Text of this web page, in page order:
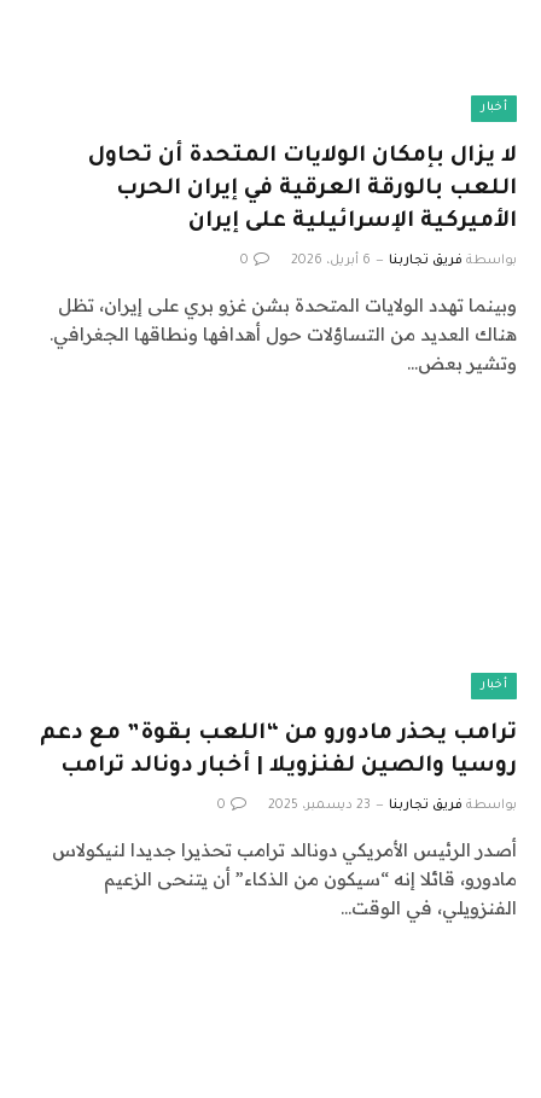
أخبار
لا يزال بإمكان الولايات المتحدة أن تحاول
اللعب بالورقة العرقية في إيران الحرب
الأميركية الإسرائيلية على إيران
بواسطة فريق تجاربنا 6 أبريل، 2026 0
وبينما تهدد الولايات المتحدة بشن غزو بري على إيران، تظل
هناك العديد من التساؤلات حول أهدافها ونطاقها الجغرافي.
وتشير بعض…
أخبار
ترامب يحذر مادورو من “اللعب بقوة” مع دعم
روسيا والصين لفنزويلا | أخبار دونالد ترامب
بواسطة فريق تجاربنا 23 ديسمبر، 2025 0
أصدر الرئيس الأمريكي دونالد ترامب تحذيرا جديدا لنيكولاس
مادورو، قائلا إنه “سيكون من الذكاء” أن يتنحى الزعيم
الفنزويلي، في الوقت…